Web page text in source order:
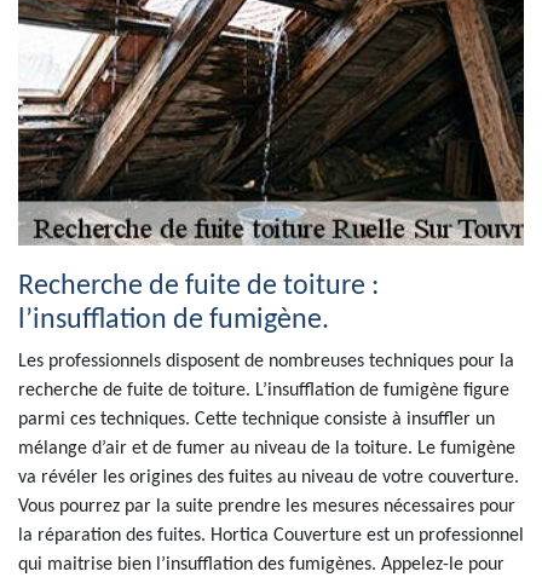
Recherche de fuite de toiture :
l’insufflation de fumigène.
Les professionnels disposent de nombreuses techniques pour la
recherche de fuite de toiture. L’insufflation de fumigène figure
parmi ces techniques. Cette technique consiste à insuffler un
mélange d’air et de fumer au niveau de la toiture. Le fumigène
va révéler les origines des fuites au niveau de votre couverture.
Vous pourrez par la suite prendre les mesures nécessaires pour
la réparation des fuites. Hortica Couverture est un professionnel
qui maitrise bien l’insufflation des fumigènes. Appelez-le pour